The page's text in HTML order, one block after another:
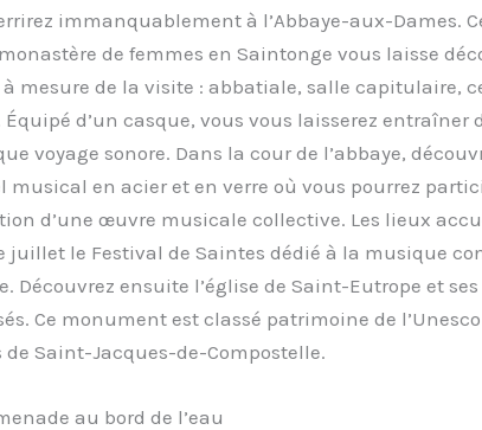
immanquablement à l’Abbaye-aux-Dames.
de femmes en Saintonge vous laisse
mesure de la visite : abbatiale, salle capitulaire,
d’un casque, vous vous laisserez entraîner
voyage sonore. Dans la cour de l’abbaye,
musical en acier et en verre où vous pourrez
d’une œuvre musicale collective. Les lieux
juillet le Festival de Saintes dédié à la musique
Découvrez ensuite l’église de Saint-Eutrope et
Ce monument est classé patrimoine de
Saint-Jacques-de-Compostelle.
au bord de l’eau